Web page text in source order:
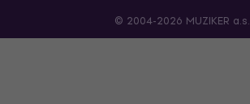
© 2004-2026 MUZIKER a.s.